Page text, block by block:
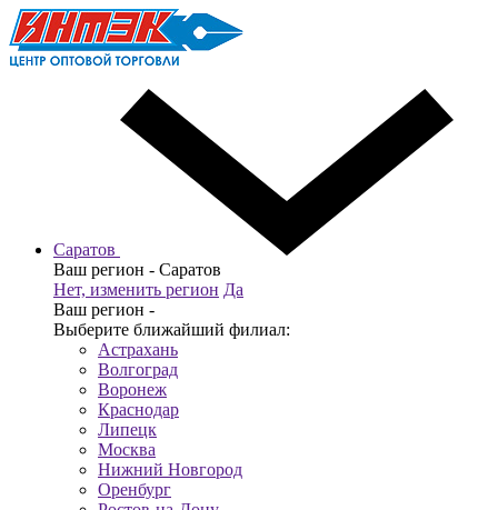
Саратов
Ваш регион - Саратов
Нет, изменить регион Да
Ваш регион -
Выберите ближайший филиал:
Астрахань
Волгоград
Воронеж
Краснодар
Липецк
Москва
Нижний Новгород
Оренбург